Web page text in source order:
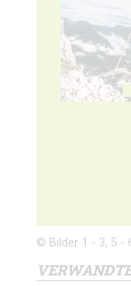
© Bilder 1 - 3, 5 -